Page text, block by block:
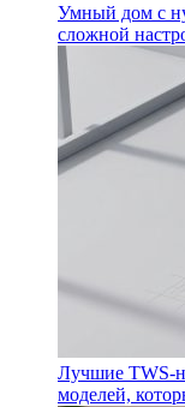
Умный дом с
сложной
Лучшие TWS-
моделей,